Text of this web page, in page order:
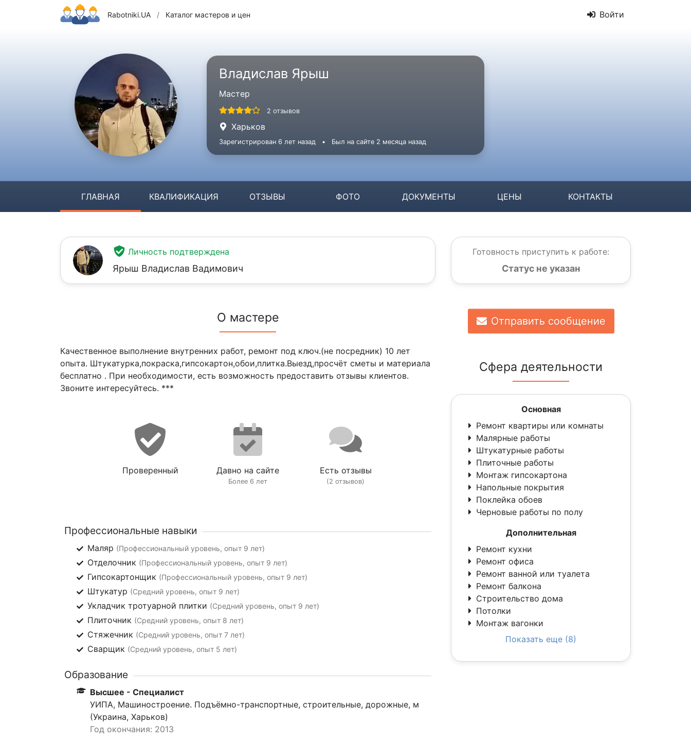
Rabotniki.UA / Каталог мастеров и цен Войти
Владислав Ярыш
Мастер
2 отзывов
Харьков
Зарегистрирован 6 лет назад • Был на сайте 2 месяца назад
ГЛАВНАЯ КВАЛИФИКАЦИЯ ОТЗЫВЫ ФОТО ДОКУМЕНТЫ ЦЕНЫ КОНТАКТЫ
Личность подтверждена
Ярыш Владислав Вадимович
О мастере
Качественное выполнение внутренних работ, ремонт под ключ.(не посредник) 10 лет
опыта. Штукатурка,покраска,гипсокартон,обои,плитка.Выезд,просчёт сметы и материала
бесплатно . При необходимости, есть возможность предоставить отзывы клиентов.
Звоните интересуйтесь. ***
Проверенный Давно на сайте
Более 6 лет
Есть отзывы
(2 отзывов)
Профессиональные навыки
Маляр (Профессиональный уровень, опыт 9 лет)
Отделочник (Профессиональный уровень, опыт 9 лет)
Гипсокартонщик (Профессиональный уровень, опыт 9 лет)
Штукатур (Средний уровень, опыт 9 лет)
Укладчик тротуарной плитки (Средний уровень, опыт 9 лет)
Плиточник (Средний уровень, опыт 8 лет)
Стяжечник (Средний уровень, опыт 7 лет)
Сварщик (Средний уровень, опыт 5 лет)
Образование
Высшее - Специалист
УИПА, Машиностроение. Подъёмно-транспортные, строительные, дорожные, м
(Украина, Харьков)
Год окончания: 2013
Готовность приступить к работе:
Статус не указан
Отправить сообщение
Сфера деятельности
Основная
Ремонт квартиры или комнаты
Малярные работы
Штукатурные работы
Плиточные работы
Монтаж гипсокартона
Напольные покрытия
Поклейка обоев
Черновые работы по полу
Дополнительная
Ремонт кухни
Ремонт офиса
Ремонт ванной или туалета
Ремонт балкона
Строительство дома
Потолки
Монтаж вагонки
Показать еще (8)